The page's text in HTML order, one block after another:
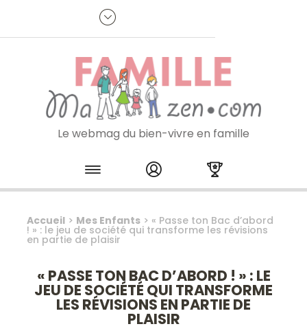
Je m'inscris à la newsletter
Le webmag du bien-vivre en famille
Skip to content
Accueil > Mes Enfants > « Passe ton Bac d’abord
! » : le jeu de société qui transforme les révisions
en partie de plaisir
« PASSE TON BAC D’ABORD ! » : LE
JEU DE SOCIÉTÉ QUI TRANSFORME
LES RÉVISIONS EN PARTIE DE
PLAISIR
Panneau de gestion des cookies